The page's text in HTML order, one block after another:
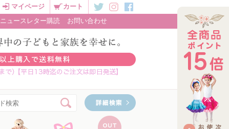
マイページ
カート
ニュースレター購読 お問い合わせ